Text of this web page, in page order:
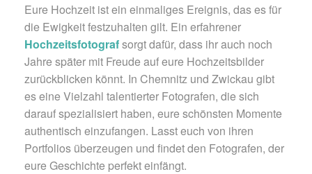
Eure Hochzeit ist ein einmaliges Ereignis, das es für
die Ewigkeit festzuhalten gilt. Ein erfahrener
Hochzeitsfotografsorgt dafür, dass ihr auch noch
Jahre später mit Freude auf eure Hochzeitsbilder
zurückblicken könnt. In Chemnitz und Zwickau gibt
es eine Vielzahl talentierter Fotografen, die sich
darauf spezialisiert haben, eure schönsten Momente
authentisch einzufangen. Lasst euch von ihren
Portfolios überzeugen und findet den Fotografen, der
eure Geschichte perfekt einfängt.